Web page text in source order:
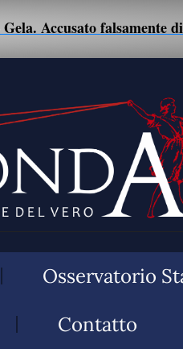
Accusato falsamente di
Osservatorio
Contatto